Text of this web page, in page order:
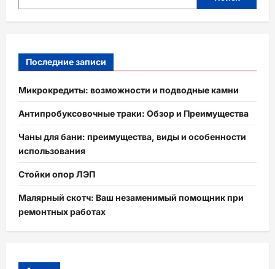
Последние записи
Микрокредиты: возможности и подводные камни
Антипробуксовочные траки: Обзор и Преимущества
Чаны для бани: преимущества, виды и особенности
использования
Стойки опор ЛЭП
Малярный скотч: Ваш незаменимый помощник при
ремонтных работах